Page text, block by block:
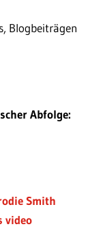
Blogbeiträgen
Abfolge:
Smith
video